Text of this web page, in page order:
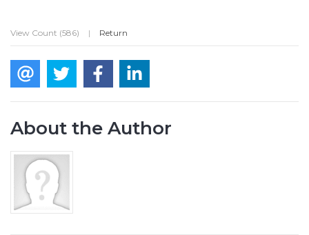
View Count (586) | Return
About the Author